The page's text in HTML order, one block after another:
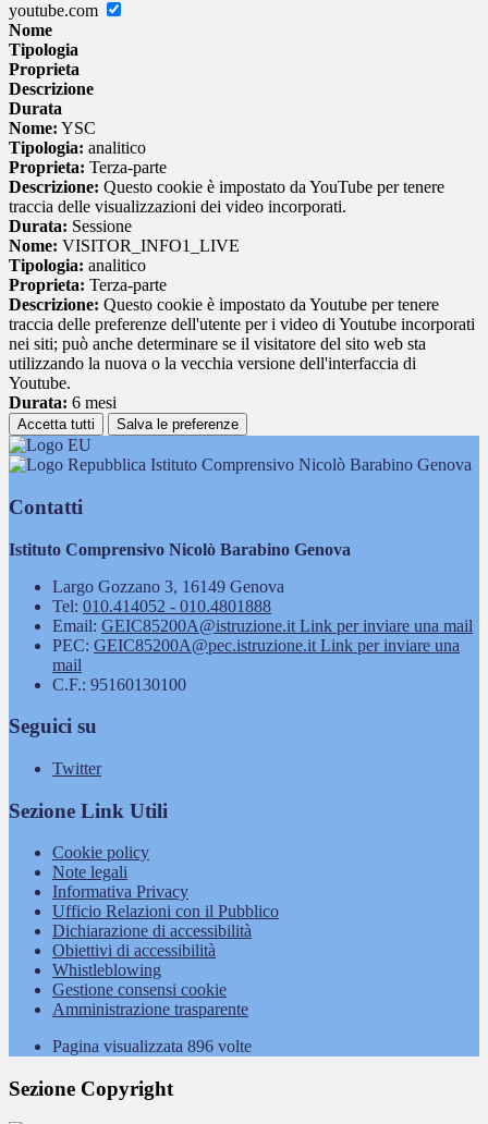
youtube.com
Nome
Tipologia
Proprieta
Descrizione
Durata
Nome: YSC
Tipologia: analitico
Proprieta: Terza-parte
Descrizione: Questo cookie è impostato da YouTube per tenere
traccia delle visualizzazioni dei video incorporati.
Durata: Sessione
Nome: VISITOR_INFO1_LIVE
Tipologia: analitico
Proprieta: Terza-parte
Descrizione: Questo cookie è impostato da Youtube per tenere
traccia delle preferenze dell'utente per i video di Youtube incorporati
nei siti; può anche determinare se il visitatore del sito web sta
utilizzando la nuova o la vecchia versione dell'interfaccia di
Youtube.
Durata: 6 mesi
Accetta tutti Salva le preferenze
Istituto Comprensivo Nicolò Barabino Genova
Contatti
Istituto Comprensivo Nicolò Barabino Genova
Largo Gozzano 3, 16149 Genova
Tel: 010.414052 - 010.4801888
Email: GEIC85200A@istruzione.it Link per inviare una mail
PEC: GEIC85200A@pec.istruzione.it Link per inviare una
mail
C.F.: 95160130100
Seguici su
Twitter
Sezione Link Utili
Cookie policy
Note legali
Informativa Privacy
Ufficio Relazioni con il Pubblico
Dichiarazione di accessibilità
Obiettivi di accessibilità
Whistleblowing
Gestione consensi cookie
Amministrazione trasparente
Pagina visualizzata 896 volte
Sezione Copyright